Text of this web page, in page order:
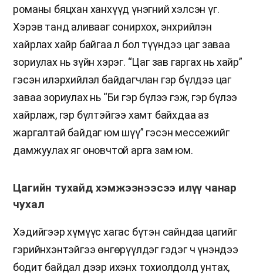
романы бяцхан ханхүүд үнэгний хэлсэн үг.
Хэрэв танд аливааг сонирхох, энхрийлэн
хайрлах хайр байгаа л бол түүндээ цаг заваа
зориулах нь зүйн хэрэг. “Цаг зав гаргах нь хайр”
гэсэн илэрхийлэл байдагчлан гэр бүлдээ цаг
заваа зориулах нь “Би гэр бүлээ гэж, гэр бүлээ
хайрлаж, гэр бүлтэйгээ хамт байхдаа аз
жаргалтай байдаг юм шүү” гэсэн мессежийг
дамжуулах яг оновчтой арга зам юм.
Цагийн тухайд хэмжээнээсээ илүү чанар
чухал
Хэдийгээр хүмүүс хагас бүтэн сайндаа цагийг
гэрийнхэнтэйгээ өнгөрүүлдэг гэдэг ч үнэндээ
бодит байдал дээр ихэнх тохиолдолд унтах,